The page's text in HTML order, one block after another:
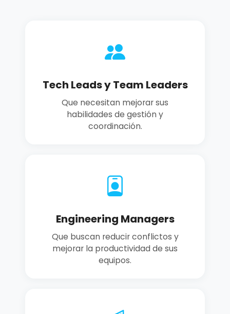
Tech Leads y Team Leaders
Que necesitan mejorar sus
habilidades de gestión y
coordinación.
Engineering Managers
Que buscan reducir conflictos y
mejorar la productividad de sus
equipos.